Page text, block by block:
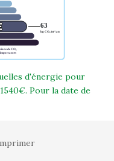
d'énergie pour
Pour la date de